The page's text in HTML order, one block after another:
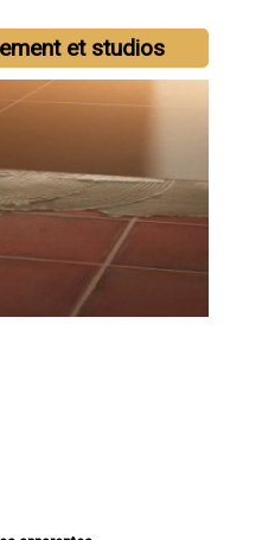
et studios